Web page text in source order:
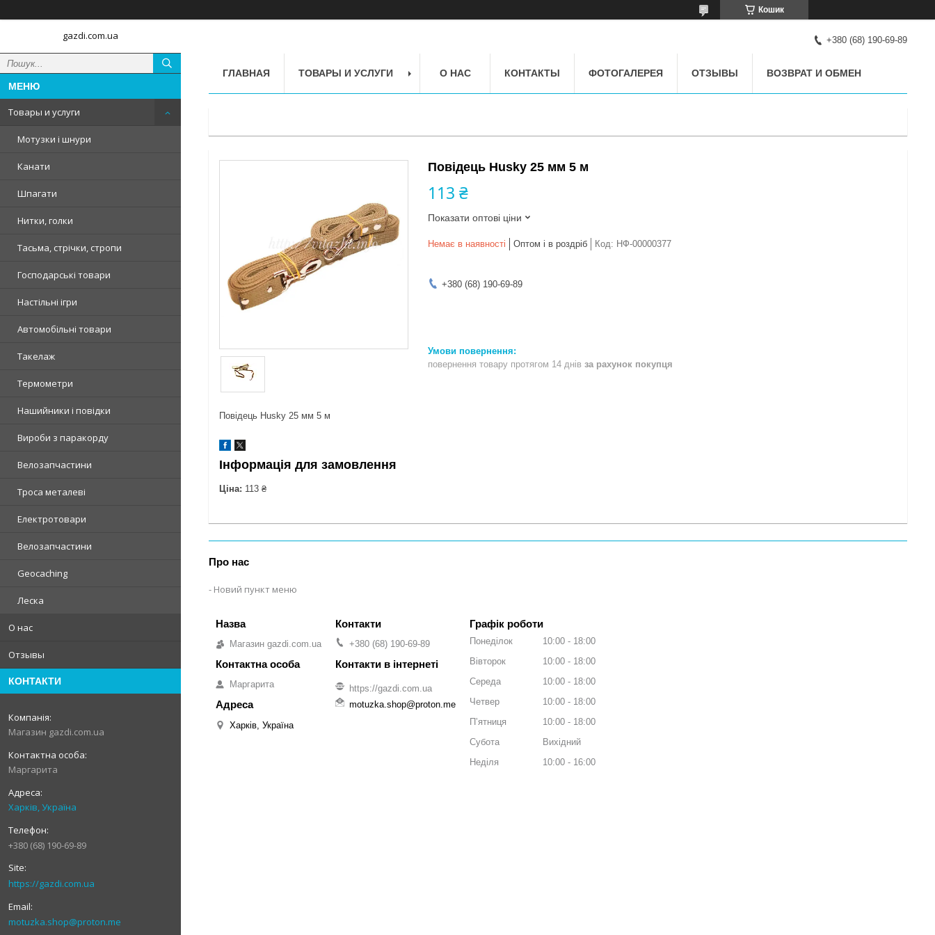
Кошик
gazdi.com.ua
Товары и услуги
Мотузки і шнури
Канати
Шпагати
Нитки, голки
Тасьма, стрічки, стропи
Господарські товари
Настільні ігри
Автомобільні товари
Такелаж
Термометри
Нашийники і повідки
Вироби з паракорду
Велозапчастини
Троса металеві
Електротовари
Велозапчастини
Geocaching
Леска
О нас
Отзывы
КОНТАКТИ
Магазин gazdi.com.ua
Маргарита
Харків, Україна
+380 (68) 190-69-89
https://gazdi.com.ua
motuzka.shop@proton.me
+380 (68) 190-69-89
ГЛАВНАЯ ТОВАРЫ И УСЛУГИ О НАС КОНТАКТЫ ФОТОГАЛЕРЕЯ ОТЗЫВЫ ВОЗВРАТ И ОБМЕН
Повідець Husky 25 мм 5 м
113 ₴
Показати оптові ціни
Немає в наявності Оптом і в роздріб Код: НФ-00000377
+380 (68) 190-69-89
повернення товару протягом 14 днів за рахунок покупця
Повідець Husky 25 мм 5 м
Інформація для замовлення
Ціна: 113 ₴
Про нас
Новий пункт меню
Магазин gazdi.com.ua
Маргарита
Харків, Україна
+380 (68) 190-69-89
https://gazdi.com.ua
motuzka.shop@proton.me
Графік роботи
Понеділок 10:00
18:00
Вівторок
10:00
18:00
Середа
10:00
18:00
Четвер
10:00
18:00
Пʼятниця
10:00
18:00
Субота
Вихідний
Неділя
10:00 16:00